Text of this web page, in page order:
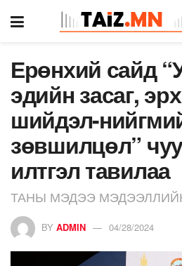
Ерөнхий сайд
эдийн засаг,
шийдэл-
зөвшилцөл”
илтгэл тавилаа
ТАНЫ МЭДЭЭ
BY ADMIN 04/28/2024